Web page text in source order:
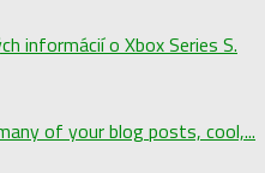
informácií o Xbox Series S.
of your blog posts, cool,...